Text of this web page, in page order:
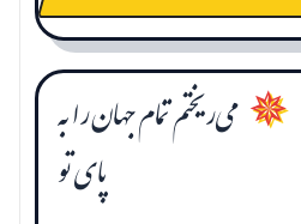
✵می‌ریختم تمام جهان را به
پای تو